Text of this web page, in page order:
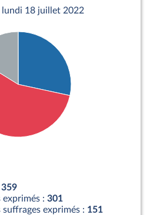
lundi 18 juillet 2022
199 députés
359
exprimés : 301
exprimés : 151